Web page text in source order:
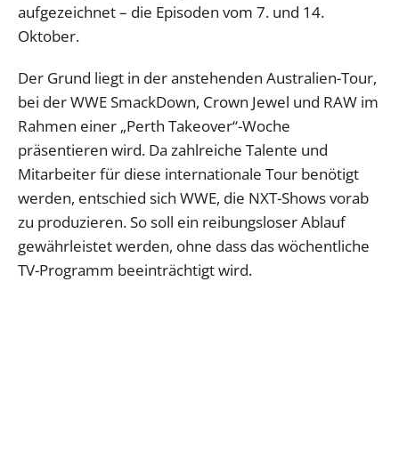
aufgezeichnet – die Episoden vom 7. und 14.
Oktober.
Der Grund liegt in der anstehenden Australien-Tour,
bei der WWE SmackDown, Crown Jewel und RAW im
Rahmen einer „Perth Takeover“-Woche
präsentieren wird. Da zahlreiche Talente und
Mitarbeiter für diese internationale Tour benötigt
werden, entschied sich WWE, die NXT-Shows vorab
zu produzieren. So soll ein reibungsloser Ablauf
gewährleistet werden, ohne dass das wöchentliche
TV-Programm beeinträchtigt wird.